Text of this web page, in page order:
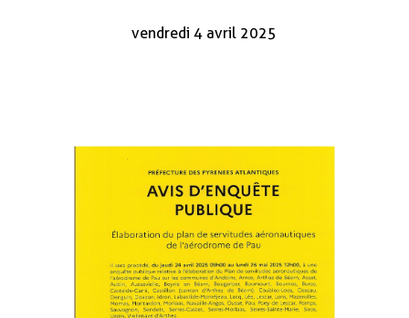
vendredi 4 avril 2025